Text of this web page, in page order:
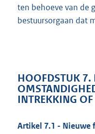
ten behoeve van de
bestuursorgaan dat
HOOFDSTUK 7.
INTREKKING
Artikel 7.1 - Nieuwe